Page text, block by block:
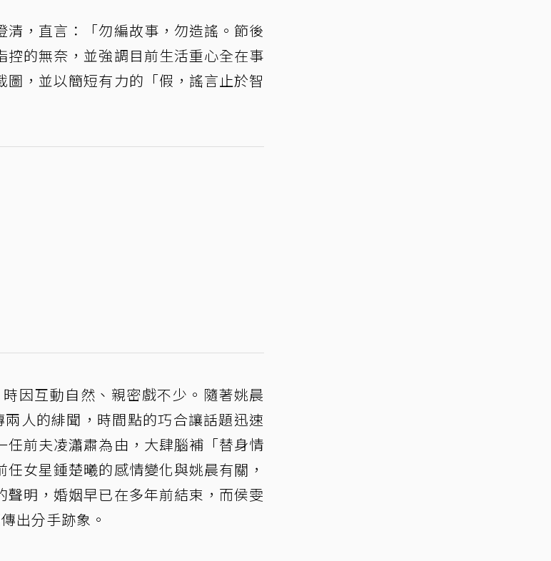
，直言：「勿編故事，勿造謠。節後
的無奈，並強調目前生活重心全在事
，並以簡短有力的「假，謠言止於智
因互動自然、親密戲不少。隨著姚晨
人的緋聞，時間點的巧合讓話題迅速
前夫凌瀟肅為由，大肆腦補「替身情
女星鍾楚曦的感情變化與姚晨有關，
明，婚姻早已在多年前結束，而侯雯
出分手跡象。